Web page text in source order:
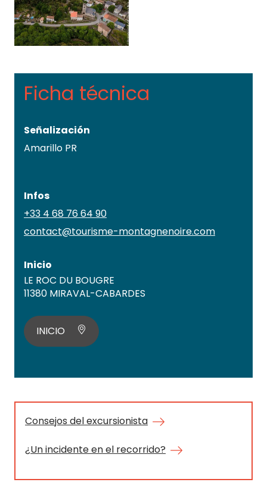
Ficha técnica
Señalización
Amarillo PR
Infos
+33 4 68 76 64 90
contact@tourisme-montagnenoire.com
Inicio
LE ROC DU BOUGRE
11380 MIRAVAL-CABARDES
INICIO
Consejos del excursionista
¿Un incidente en el recorrido?